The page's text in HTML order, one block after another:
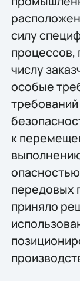
силу
процессов,
числу
особые
к
передовых
приняло